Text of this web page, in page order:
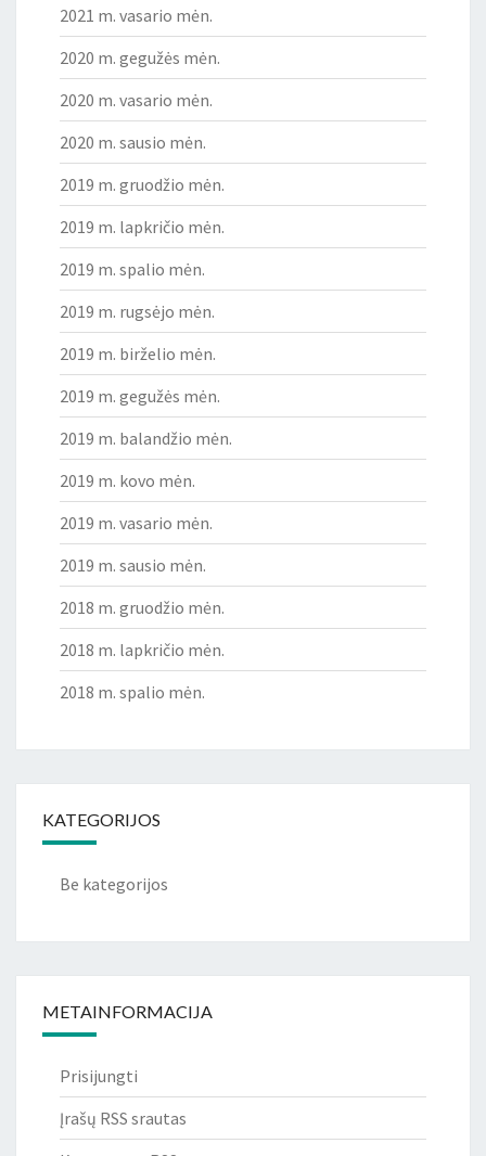
2021 m. vasario mėn.
2020 m. gegužės mėn.
2020 m. vasario mėn.
2020 m. sausio mėn.
2019 m. gruodžio mėn.
2019 m. lapkričio mėn.
2019 m. spalio mėn.
2019 m. rugsėjo mėn.
2019 m. birželio mėn.
2019 m. gegužės mėn.
2019 m. balandžio mėn.
2019 m. kovo mėn.
2019 m. vasario mėn.
2019 m. sausio mėn.
2018 m. gruodžio mėn.
2018 m. lapkričio mėn.
2018 m. spalio mėn.
KATEGORIJOS
Be kategorijos
METAINFORMACIJA
Prisijungti
Įrašų RSS srautas